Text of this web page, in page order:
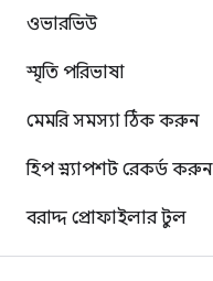
ওভারভিউ
স্মৃতি পরিভাষা
মেমরি সমস্যা ঠিক করুন
হিপ স্ন্যাপশট রেকর্ড করুন
বরাদ্দ প্রোফাইলার টুল